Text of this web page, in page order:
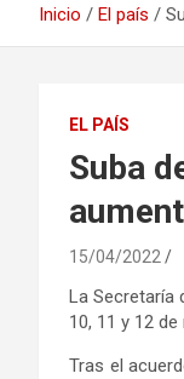
Inicio El país
EL PAÍS
Suba
15/04/2022
La Secretaría
10, 11 y 12 de
Tras el